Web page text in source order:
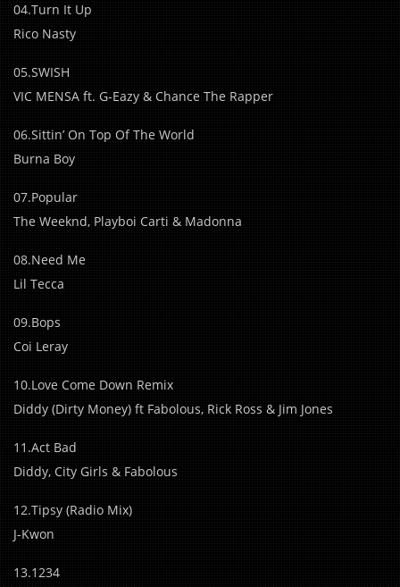
04.Turn It Up
Rico Nasty
05.SWISH
VIC MENSA ft. G-Eazy & Chance The Rapper
06.Sittin’ On Top Of The World
Burna Boy
07.Popular
The Weeknd, Playboi Carti & Madonna
08.Need Me
Lil Tecca
09.Bops
Coi Leray
10.Love Come Down Remix
Diddy (Dirty Money) ft Fabolous, Rick Ross & Jim Jones
11.Act Bad
Diddy, City Girls & Fabolous
12.Tipsy (Radio Mix)
J-Kwon
13.1234